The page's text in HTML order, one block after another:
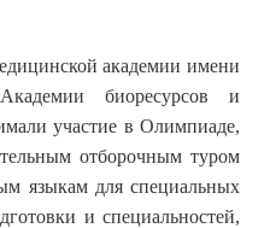
академии имени
биоресурсов и
участие в Олимпиаде,
отборочным туром
языкам для специальных
и специальностей,